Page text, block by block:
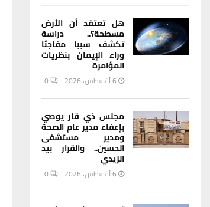
هل تعتقد أن الأرض
مسطحة؟.. دراسة
تكشف سببا مفاجئا
وراء الإيمان بنظريات
المؤامرة
6 أغسطس، 2026 0
مجلس ذي قار يوصي
بإعفاء مدير عام الصحة
ومدير مستشفى
الحسين.. والقرار بيد
الزيدي
6 أغسطس، 2026 0